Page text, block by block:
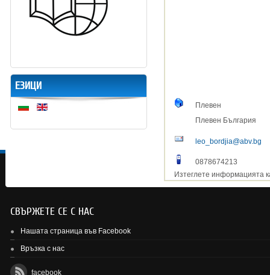
Плевен
Плевен България
leo_bordjia@abv.bg
0878674213
Изтеглете информацията
ЕЗИЦИ
СВЪРЖЕТЕ СЕ С НАС
Нашата страница във Facebook
Връзка с нас
facebook